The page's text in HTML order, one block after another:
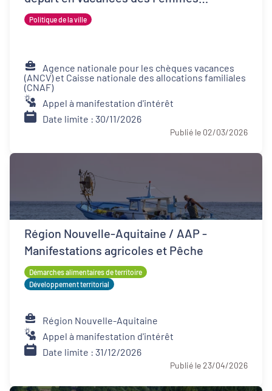
Victimes de Violences et de leurs proches
Politique de la ville
Agence nationale pour les chèques vacances
(ANCV) et Caisse nationale des allocations familiales
(CNAF)
Appel à manifestation d'intérêt
Date limite : 30/11/2026
Publié le 02/03/2026
Région Nouvelle-Aquitaine / AAP -
Manifestations agricoles et Pêche
Démarches alimentaires de territoire
Développement territorial
Région Nouvelle-Aquitaine
Appel à manifestation d'intérêt
Date limite : 31/12/2026
Publié le 23/04/2026